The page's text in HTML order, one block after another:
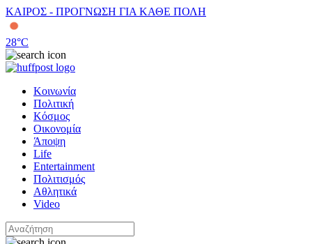
ΚΑΙΡΟΣ - ΠΡΟΓΝΩΣΗ ΓΙΑ ΚΑΘΕ ΠΟΛΗ
28°C
Κοινωνία
Πολιτική
Κόσμος
Οικονομία
Άποψη
Life
Entertainment
Πολιτισμός
Αθλητικά
Video